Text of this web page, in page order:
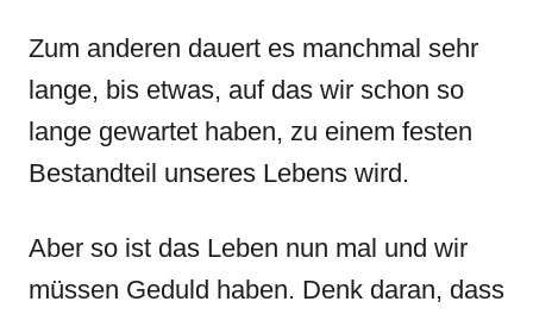
Zum anderen dauert es manchmal sehr
lange, bis etwas, auf das wir schon so
lange gewartet haben, zu einem festen
Bestandteil unseres Lebens wird.
Aber so ist das Leben nun mal und wir
müssen Geduld haben. Denk daran, dass